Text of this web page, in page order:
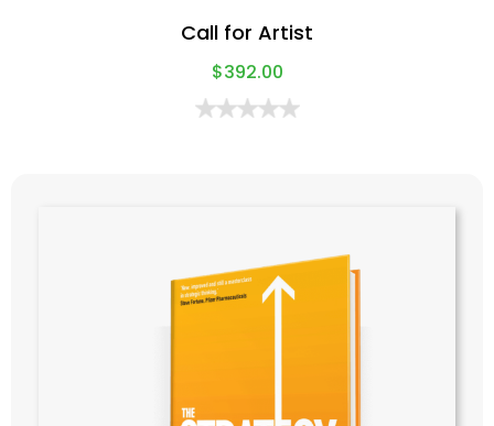
Call for Artist
$392.00